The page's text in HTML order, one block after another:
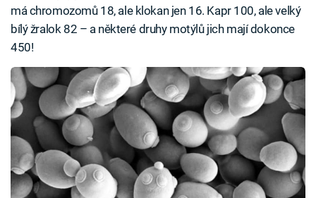
má chromozomů 18, ale klokan jen 16. Kapr 100, ale velký
bílý žralok 82 – a některé druhy motýlů jich mají dokonce
450!